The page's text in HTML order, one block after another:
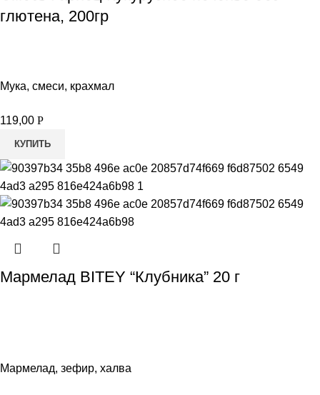
глютена, 200гр
Мука, смеси, крахмал
119,00 Р
КУПИТЬ
Мармелад BITEY “Клубника” 20 г
Мармелад, зефир, халва